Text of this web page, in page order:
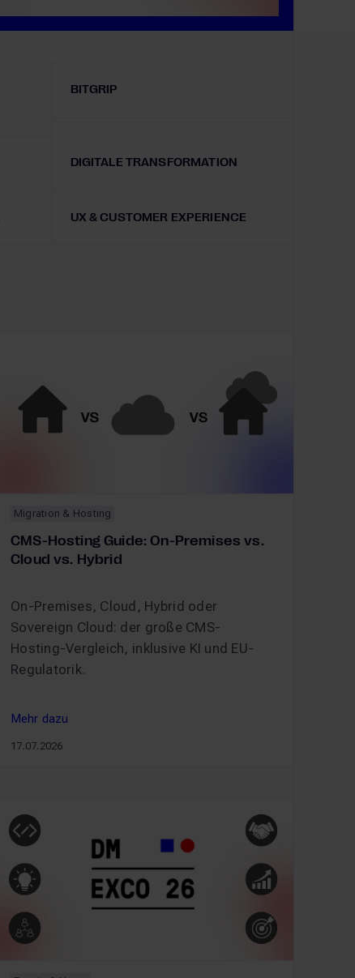
BITGRIP
DIGITALE TRANSFORMATION
UX & CUSTOMER EXPERIENCE
Migration & Hosting
CMS-Hosting Guide: On-Premises vs.
Cloud vs. Hybrid
On-Premises, Cloud, Hybrid oder
Sovereign Cloud: der große CMS-
Hosting-Vergleich, inklusive KI und EU-
Regulatorik.
Mehr dazu
Mehr dazu
17.07.2026